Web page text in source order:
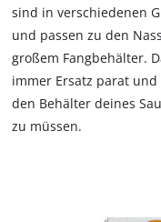
sind in verschiedenen
und passen zu den
großem Fangbehälter.
immer Ersatz parat
den Behälter deines
zu müssen.